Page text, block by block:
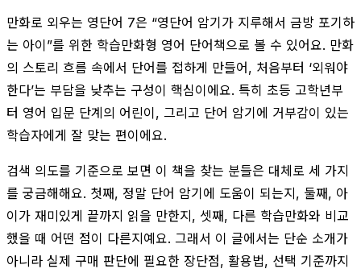
만화로 외우는 영단어 7은 “영단어 암기가 지루해서 금방 포기하
는 아이”를 위한 학습만화형 영어 단어책으로 볼 수 있어요. 만화
의 스토리 흐름 속에서 단어를 접하게 만들어, 처음부터 ‘외워야
한다’는 부담을 낮추는 구성이 핵심이에요. 특히 초등 고학년부
터 영어 입문 단계의 어린이, 그리고 단어 암기에 거부감이 있는
학습자에게 잘 맞는 편이에요.
검색 의도를 기준으로 보면 이 책을 찾는 분들은 대체로 세 가지
를 궁금해해요. 첫째, 정말 단어 암기에 도움이 되는지, 둘째, 아
이가 재미있게 끝까지 읽을 만한지, 셋째, 다른 학습만화와 비교
했을 때 어떤 점이 다른지예요. 그래서 이 글에서는 단순 소개가
아니라 실제 구매 판단에 필요한 장단점, 활용법, 선택 기준까지